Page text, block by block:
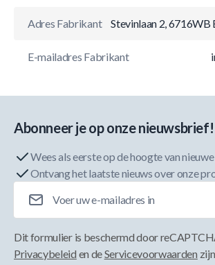
Adres Fabrikant Stevinlaan 2, 6716WB
E-mailadres Fabrikant
Abonneer je op onze nieuwsbrief!
Wees als eerste op de hoogte van
Ontvang het laatste nieuws over onze
Dit formulier is beschermd door
Privacybeleid en deServicevoorwaarden